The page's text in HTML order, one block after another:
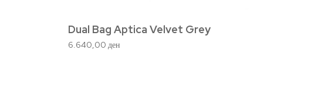
Dual Bag Aptica Velvet Grey
6.640,00 ден